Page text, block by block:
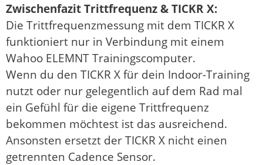
Zwischenfazit Trittfrequenz & TICKR X:
Die Trittfrequenzmessung mit dem TICKR X
funktioniert nur in Verbindung mit einem
Wahoo ELEMNT Trainingscomputer.
Wenn du den TICKR X für dein Indoor-Training
nutzt oder nur gelegentlich auf dem Rad mal
ein Gefühl für die eigene Trittfrequenz
bekommen möchtest ist das ausreichend.
Ansonsten ersetzt der TICKR X nicht einen
getrennten Cadence Sensor.